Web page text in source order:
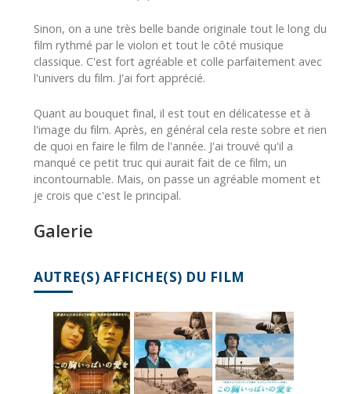
Sinon, on a une très belle bande originale tout le long du
film rythmé par le violon et tout le côté musique
classique. C'est fort agréable et colle parfaitement avec
l'univers du film. J'ai fort apprécié.
Quant au bouquet final, il est tout en délicatesse et à
l'image du film. Après, en général cela reste sobre et rien
de quoi en faire le film de l'année. J'ai trouvé qu'il a
manqué ce petit truc qui aurait fait de ce film, un
incontournable. Mais, on passe un agréable moment et
je crois que c'est le principal.
Galerie
AUTRE(S) AFFICHE(S) DU FILM